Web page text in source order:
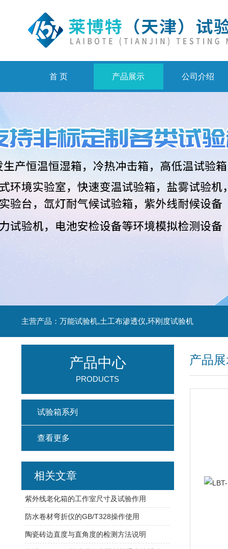
首 页 产品展示 公司介绍
主营产品：万能试验机,土工布渗透仪,环刚度试验机
产品
产品中心
PRODUCTS
试验箱系列
查看更多
相关文章
紫外线老化箱的工作室尺寸及试验作用
防水卷材弯折仪的GB/T328操作使用
陶瓷砖边直度与直角度的检测方法说明